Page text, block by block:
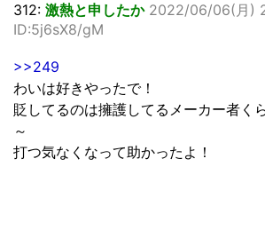
312: 激熱と申したか 2022/06/06(月)
ID:5j6sX8/gM
>>249
わいは好きやったで！
貶してるのは擁護してるメーカー者く
～
打つ気なくなって助かったよ！